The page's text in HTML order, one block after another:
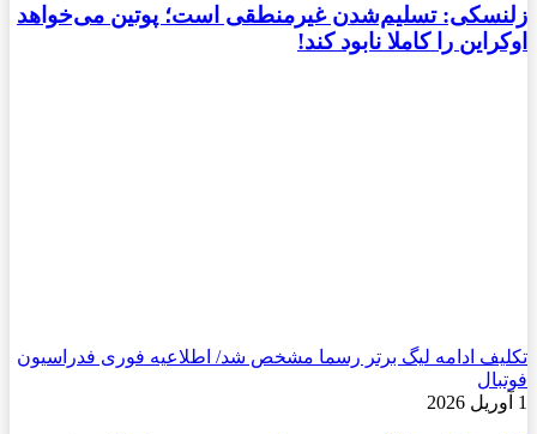
زلنسکی: تسلیم‌شدن غیرمنطقی است؛ پوتین می‌خواهد
اوکراین را کاملا نابود کند!
تکلیف ادامه لیگ برتر رسما مشخص شد/ اطلاعیه فوری فدراسیون
فوتبال
1 آوریل 2026